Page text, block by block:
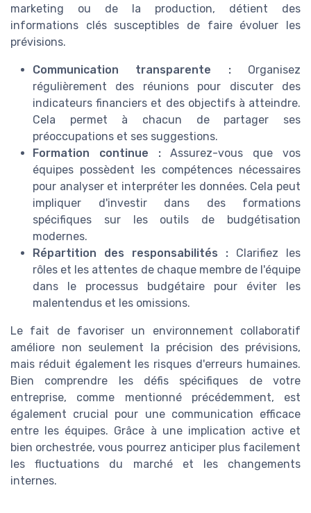
marketing ou de la production, détient des
informations clés susceptibles de faire évoluer les
prévisions.
Communication transparente :Organisez
régulièrement des réunions pour discuter des
indicateurs financiers et des objectifs à atteindre.
Cela permet à chacun de partager ses
préoccupations et ses suggestions.
Formation continue :Assurez-vous que vos
équipes possèdent les compétences nécessaires
pour analyser et interpréter les données. Cela peut
impliquer d'investir dans des formations
spécifiques sur les outils de budgétisation
modernes.
Répartition des responsabilités : Clarifiez les
rôles et les attentes de chaque membre de l'équipe
dans le processus budgétaire pour éviter les
malentendus et les omissions.
Le fait de favoriser un environnement collaboratif
améliore non seulement la précision des prévisions,
mais réduit également les risques d'erreurs humaines.
Bien comprendre les défis spécifiques de votre
entreprise, comme mentionné précédemment, est
également crucial pour une communication efficace
entre les équipes. Grâce à une implication active et
bien orchestrée, vous pourrez anticiper plus facilement
les fluctuations du marché et les changements
internes.